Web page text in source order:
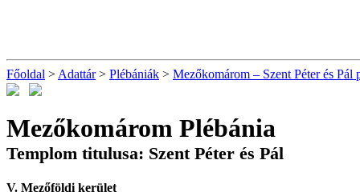
Főoldal > Adattár> Plébániák > Mezőkomárom – Szent Péter és Pál
Mezőkomárom Plébánia
Templom titulusa: Szent Péter és Pál
V. Mezőföldi kerület